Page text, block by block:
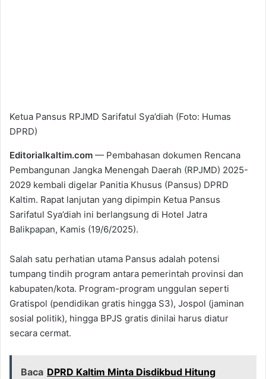
Ketua Pansus RPJMD Sarifatul Sya’diah (Foto: Humas
DPRD)
Editorialkaltim.com — Pembahasan dokumen Rencana
Pembangunan Jangka Menengah Daerah (RPJMD) 2025-
2029 kembali digelar Panitia Khusus (Pansus) DPRD
Kaltim. Rapat lanjutan yang dipimpin Ketua Pansus
Sarifatul Sya’diah ini berlangsung di Hotel Jatra
Balikpapan, Kamis (19/6/2025).
Salah satu perhatian utama Pansus adalah potensi
tumpang tindih program antara pemerintah provinsi dan
kabupaten/kota. Program-program unggulan seperti
Gratispol (pendidikan gratis hingga S3), Jospol (jaminan
sosial politik), hingga BPJS gratis dinilai harus diatur
secara cermat.
Baca DPRD Kaltim Minta Disdikbud Hitung